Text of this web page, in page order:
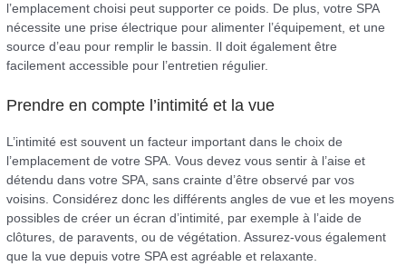
l’emplacement choisi peut supporter ce poids. De plus, votre SPA
nécessite une prise électrique pour alimenter l’équipement, et une
source d’eau pour remplir le bassin. Il doit également être
facilement accessible pour l’entretien régulier.
Prendre en compte l’intimité et la vue
L’intimité est souvent un facteur important dans le choix de
l’emplacement de votre SPA. Vous devez vous sentir à l’aise et
détendu dans votre SPA, sans crainte d’être observé par vos
voisins. Considérez donc les différents angles de vue et les moyens
possibles de créer un écran d’intimité, par exemple à l’aide de
clôtures, de paravents, ou de végétation. Assurez-vous également
que la vue depuis votre SPA est agréable et relaxante.